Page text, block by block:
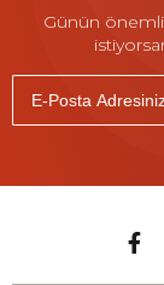
Günün